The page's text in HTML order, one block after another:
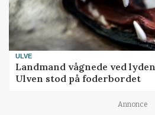
ULVE
Landmand vågnede ved
Ulven stod på foderbordet
Annonce